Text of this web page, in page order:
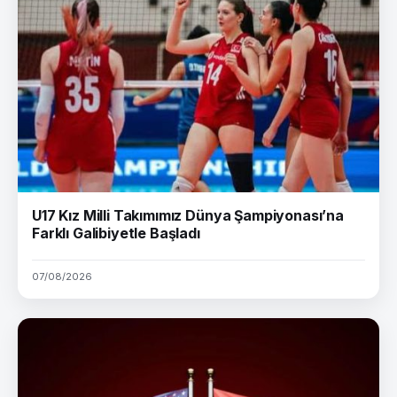
U17 Kız Milli Takımımız Dünya Şampiyonası’na
Farklı Galibiyetle Başladı
07/08/2026